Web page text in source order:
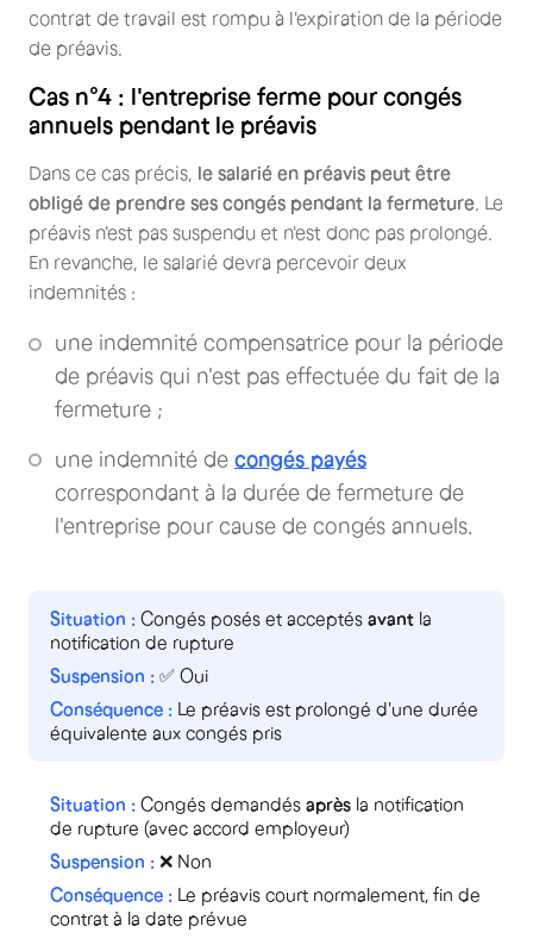
contrat de travail est rompu à l'expiration de la période
de préavis.
Cas n°4 : l'entreprise ferme pour congés
annuels pendant le préavis
Dans ce cas précis, le salarié en préavis peut être
obligé de prendre ses congés pendant la fermeture . Le
préavis n'est pas suspendu et n'est donc pas prolongé.
En revanche, le salarié devra percevoir deux
indemnités :
une indemnité compensatrice pour la période
de préavis qui n'est pas effectuée du fait de la
fermeture ;
une indemnité de congés payés
correspondant à la durée de fermeture de
l'entreprise pour cause de congés annuels.
Congés posés et acceptés avant la
notification de rupture
✅ Oui
Le préavis est prolongé d'une durée
équivalente aux congés pris
Congés demandés après la notification
de rupture (avec accord employeur)
❌ Non
Le préavis court normalement, fin de
contrat à la date prévue